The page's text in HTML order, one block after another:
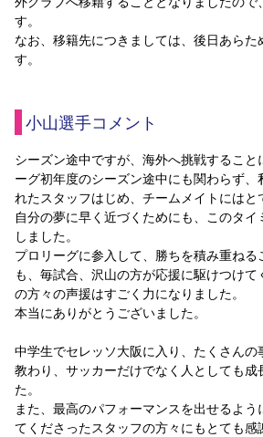
スケジュール
チケット情報 価格・席種 シーズンシート
観戦ガイド
セレッソ大阪ヤンマーレデ
サポートする
パートナー・スポンサー一覧
スポーツクラブ
スポーツクラブ
ニュース
すべて チーム グッズ
アカデミー
す。
なお、移籍先につきましては、後日あらた
す。
小山選手コメント
シーズン途中ですが、海外へ挑戦すること
ーグ初年度のシーズン途中にも関わらず、
れたスタッフはじめ、チームメイトにはと
自分の夢に早く近づくためにも、このタ
しました。
プロリーグに参入して、勝ちを積み重ね
も、毎試合、沢山の方が応援に駆けつけ
の方々の声援はすごく力になりました。
本当にありがとうございました。
中学生でセレッソ大阪に入り、たくさんの
教わり、サッカーだけでなく人としても成
た。
また、最高のパフォーマンスを出せるよう
てくださったスタッフの方々にもとても感